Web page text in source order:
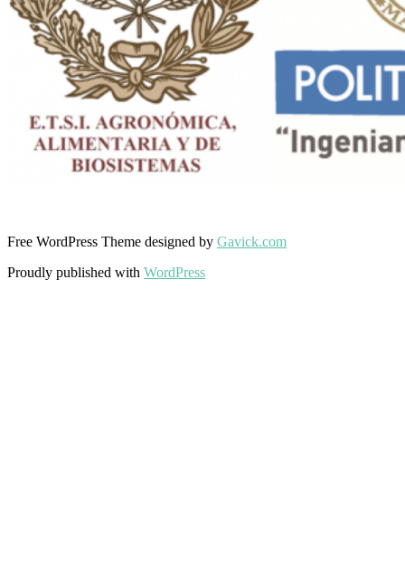
Free WordPress Theme designed by Gavick.com
Proudly published with WordPress